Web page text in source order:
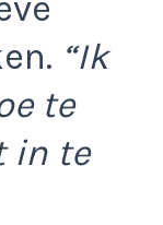
“Ik
te
in te